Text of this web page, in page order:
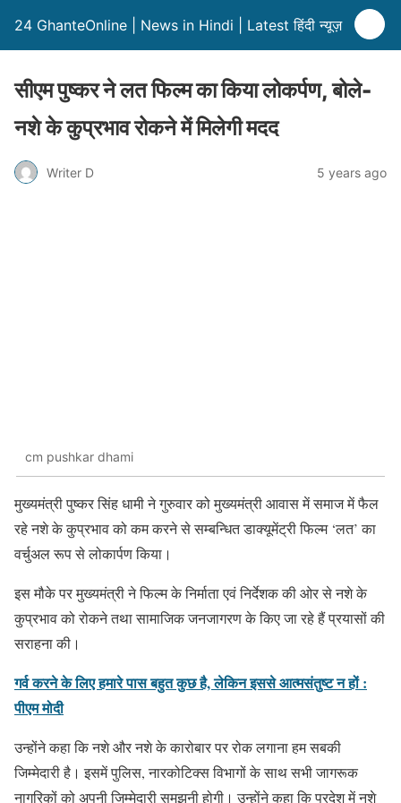
24 GhanteOnline | News in Hindi | Latest हिंदी न्यूज़
सीएम पुष्कर ने लत फिल्म का किया लोकर्पण, बोले-
नशे के कुप्रभाव रोकने में मिलेगी मदद
Writer D 5 years ago
cm pushkar dhami
मुख्यमंत्री पुष्कर सिंह धामी ने गुरुवार को मुख्यमंत्री आवास में समाज में फैल
रहे नशे के कुप्रभाव को कम करने से सम्बन्धित डाक्यूमेंट्री फिल्म ‘लत’ का
वर्चुअल रूप से लोकार्पण किया।
इस मौके पर मुख्यमंत्री ने फिल्म के निर्माता एवं निर्देशक की ओर से नशे के
कुप्रभाव को रोकने तथा सामाजिक जनजागरण के किए जा रहे हैं प्रयासों की
सराहना की।
गर्व करने के लिए हमारे पास बहुत कुछ है, लेकिन इससे आत्मसंतुष्ट न हों :
पीएम मोदी
उन्होंने कहा कि नशे और नशे के कारोबार पर रोक लगाना हम सबकी
जिम्मेदारी है। इसमें पुलिस, नारकोटिक्स विभागों के साथ सभी जागरूक
नागरिकों को अपनी जिम्मेदारी समझनी होगी। उन्होंने कहा कि प्रदेश में नशे